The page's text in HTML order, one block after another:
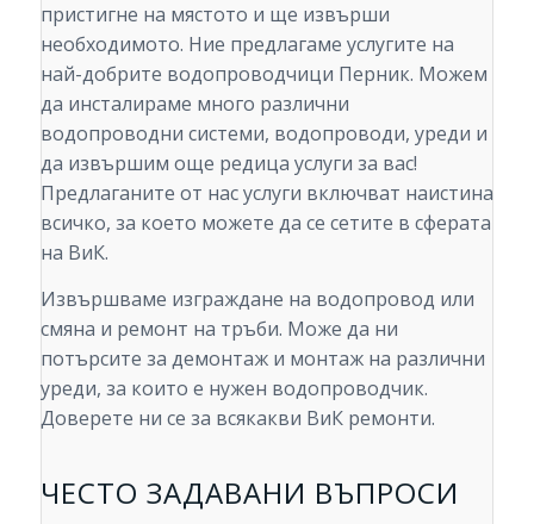
пристигне на мястото и ще извърши
необходимото. Ние предлагаме услугите на
най-добрите водопроводчици Перник. Можем
да инсталираме много различни
водопроводни системи, водопроводи, уреди и
да извършим още редица услуги за вас!
Предлаганите от нас услуги включват наистина
всичко, за което можете да се сетите в сферата
на ВиК.
Извършваме изграждане на водопровод или
смяна и ремонт на тръби. Може да ни
потърсите за демонтаж и монтаж на различни
уреди, за които е нужен водопроводчик.
Доверете ни се за всякакви ВиК ремонти.
ЧЕСТО ЗАДАВАНИ ВЪПРОСИ